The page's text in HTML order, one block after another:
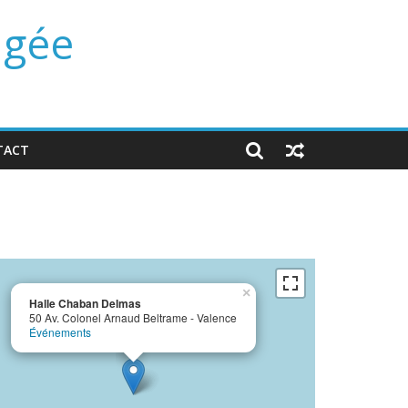
Halle Chaban Delmas
50 Av. Colonel Arnaud Beltrame - Valence
Événements
×